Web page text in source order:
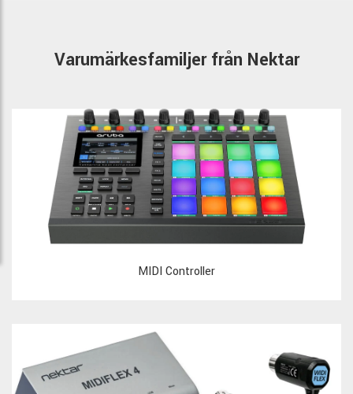
Varumärkesfamiljer från Nektar
MIDI Controller